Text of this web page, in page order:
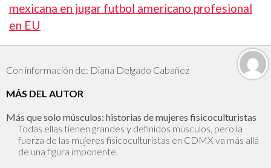
mexicana en jugar futbol americano profesional
en EU
Con información de: Diana Delgado Cabañez
MÁS DEL AUTOR
Más que solo músculos: historias de mujeres fisicoculturistas
Todas ellas tienen grandes y definidos músculos, pero la
fuerza de las mujeres fisicoculturistas en CDMX va más allá
de una figura imponente.